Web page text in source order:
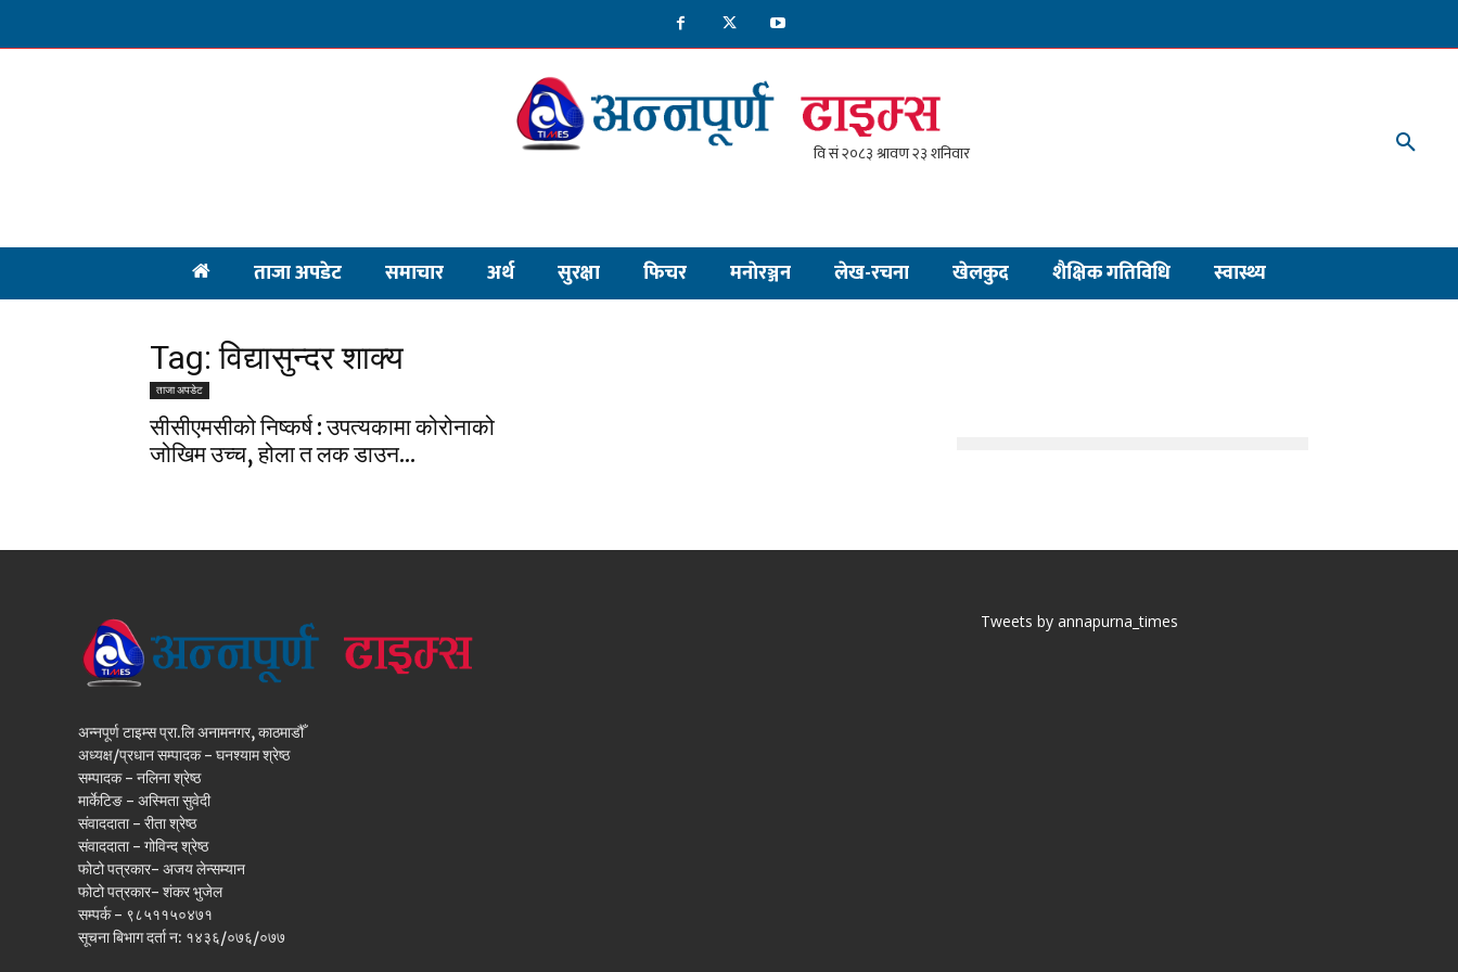
ताजा अपडेट समाचार अर्थ सुरक्षा फिचर मनाेरञ्जन लेख-रचना खेलकुद शैक्षिक गतिविधि स्वास्थ्य
Tag: विद्यासुन्दर शाक्य
ताजा अपडेट
सीसीएमसीको निष्कर्ष : उपत्यकामा कोरोनाको
जोखिम उच्च, होला त लक डाउन...
अन्नपूर्ण टाइम्स प्रा.लि अनामनगर, काठमाडौँ
अध्यक्ष/प्रधान सम्पादक - घनश्याम श्रेष्ठ
सम्पादक - नलिना श्रेष्ठ
मार्केटिङ - अस्मिता सुवेदी
संवाददाता - रीता श्रेष्ठ
संवाददाता - गोविन्द श्रेष्ठ
फोटो पत्रकार- अजय लेन्सम्यान
फोटो पत्रकार- शंकर भुजेल
सम्पर्क - ९८५११५०४७१
सूचना बिभाग दर्ता न: १४३६/०७६/०७७
Tweets by annapurna_times